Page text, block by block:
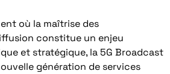
où la maîtrise des
constitue un enjeu
et stratégique, la 5G Broadcast
génération de services